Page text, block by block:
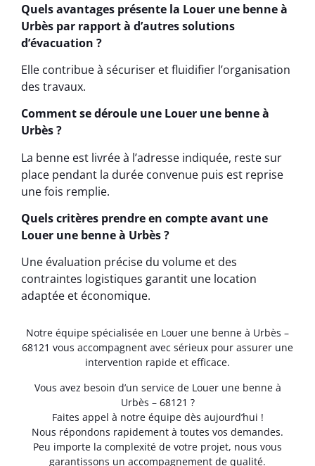
Quels avantages présente la Louer une benne à
Urbès par rapport à d’autres solutions
d’évacuation ?
Elle contribue à sécuriser et fluidifier l’organisation
des travaux.
Comment se déroule une Louer une benne à
Urbès ?
La benne est livrée à l’adresse indiquée, reste sur
place pendant la durée convenue puis est reprise
une fois remplie.
Quels critères prendre en compte avant une
Louer une benne à Urbès ?
Une évaluation précise du volume et des
contraintes logistiques garantit une location
adaptée et économique.
Notre équipe spécialisée en Louer une benne à Urbès –
68121 vous accompagnent avec sérieux pour assurer une
intervention rapide et efficace.
Vous avez besoin d’un service de Louer une benne à
Urbès – 68121 ?
Faites appel à notre équipe dès aujourd’hui !
Nous répondons rapidement à toutes vos demandes.
Peu importe la complexité de votre projet, nous vous
garantissons un accompagnement de qualité.